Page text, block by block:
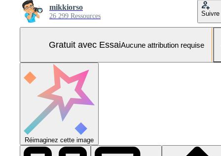
mikkiorso
26 299 Ressources Suivre
Gratuit avec EssaiAucune attribution requise
Réimaginez cette image